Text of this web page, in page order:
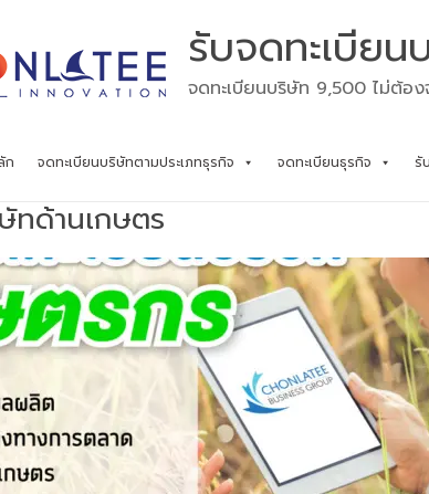
รับจดทะเบีย
จดทะเบียนบริษัท 9,500 ไม่ต้อ
ก จดทะเบียนบริษัทตามประเภทธุรกิจ จดทะเบียนธุรกิจ รั
ด้านเกษตร